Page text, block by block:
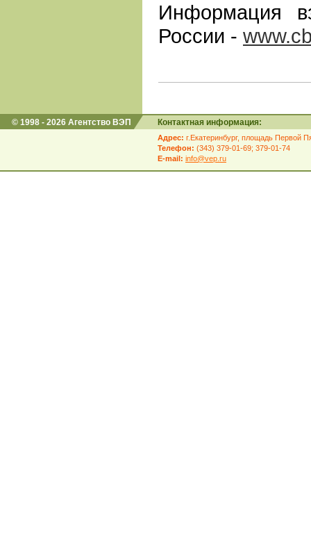
Информация
России -
© 1998 - 2026 Агентство ВЭП Контактная информация:
Адрес: г.Екатеринбург, площадь Первой
Телефон: (343) 379-01-69; 379-01-74
E-mail: info@vep.ru